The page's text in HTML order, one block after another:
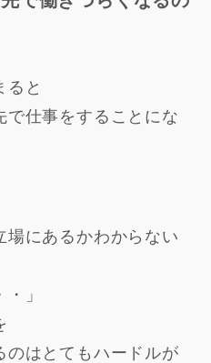
ると
で仕事をすることにな
場にあるかわからない
」
のはとてもハードルが